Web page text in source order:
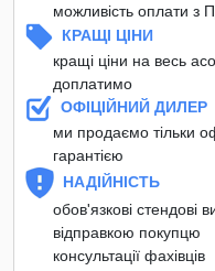
можливість оплати з
КРАЩІ ЦІНИ
кращі ціни на весь
доплатимо
ОФІЦІЙНИЙ ДИЛЕР
ми продаємо тільки
гарантією
НАДІЙНІСТЬ
обов'язкові стендові
відправкою покупцю
консультації фахівців